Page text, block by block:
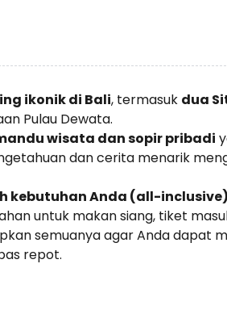
ikonik di Bali, termasuk dua
Pulau Dewata.
wisata dan sopir pribadi
dan cerita menarik
kebutuhan Anda (all-inclusive)
untuk makan siang, tiket
semuanya agar Anda dapat
repot.